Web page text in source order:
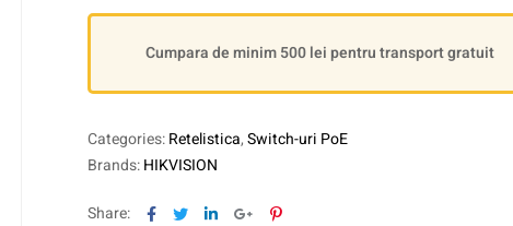
Cumpara de minim 500 lei pentru transport gratuit
Categories:Retelistica,Switch-uri PoE
Brands:HIKVISION
Share: Facebook
TwitterLinkedinGoogle+Pinterest